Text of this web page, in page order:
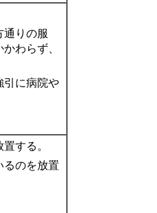
通りの服
わらず、
引に病院や
する。
るのを放置